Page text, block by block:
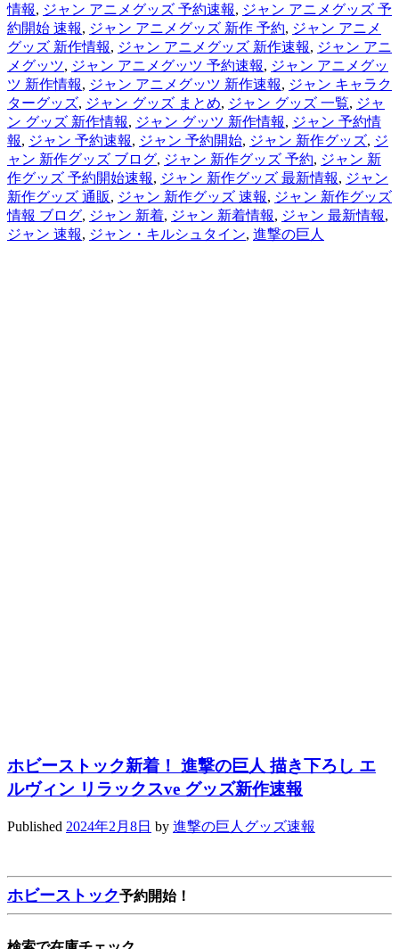
情報, ジャン アニメグッズ 予約速報, ジャン アニメグッズ 予
約開始 速報, ジャン アニメグッズ 新作 予約, ジャン アニメ
グッズ 新作情報, ジャン アニメグッズ 新作速報, ジャン アニ
メグッツ, ジャン アニメグッツ 予約速報, ジャン アニメグッ
ツ 新作情報, ジャン アニメグッツ 新作速報, ジャン キャラク
ターグッズ, ジャン グッズ まとめ, ジャン グッズ 一覧, ジャ
ン グッズ 新作情報, ジャン グッツ 新作情報, ジャン 予約情
報, ジャン 予約速報, ジャン 予約開始, ジャン 新作グッズ, ジ
ャン 新作グッズ ブログ, ジャン 新作グッズ 予約, ジャン 新
作グッズ 予約開始速報, ジャン 新作グッズ 最新情報, ジャン
新作グッズ 通販, ジャン 新作グッズ 速報, ジャン 新作グッズ
情報 ブログ, ジャン 新着, ジャン 新着情報, ジャン 最新情報,
ジャン 速報, ジャン・キルシュタイン, 進撃の巨人
ホビーストック新着！ 進撃の巨人 描き下ろし エ
ルヴィン リラックスve グッズ新作速報
Published 2024年2月8日 by 進撃の巨人グッズ速報
ホビーストック予約開始！